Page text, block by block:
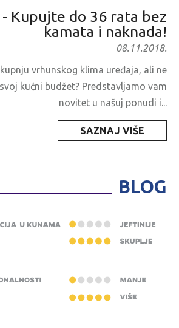
- Kupujte do 36 rata bez
kamata i naknada!
08.11.2018.
vrhunskog klima uređaja, ali ne
kućni budžet? Predstavljamo vam
novitet u našuj ponudi i...
SAZNAJ VIŠE
BLOG